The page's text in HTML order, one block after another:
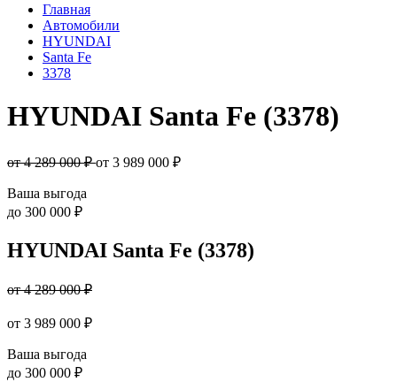
Главная
Автомобили
HYUNDAI
Santa Fe
3378
HYUNDAI Santa Fe (3378)
от 4 289 000 ₽от 3 989 000 ₽
Ваша выгода
до 300 000 ₽
HYUNDAI Santa Fe (3378)
от 4 289 000 ₽
от 3 989 000 ₽
Ваша выгода
до 300 000 ₽